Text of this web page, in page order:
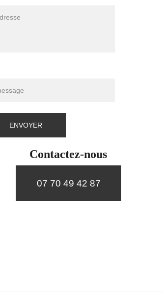
ENVOYER
Contactez-nous
07 70 49 42 87